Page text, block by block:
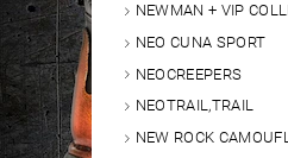
NEWMAN + VIP
NEO CUNA SPORT
NEOCREEPERS
NEOTRAIL,TRAIL
NEW ROCK